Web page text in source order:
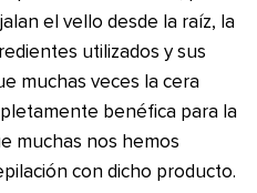
el vello desde la raíz, la
utilizados y sus
muchas veces la cera
benéfica para la
muchas nos hemos
con dicho producto.